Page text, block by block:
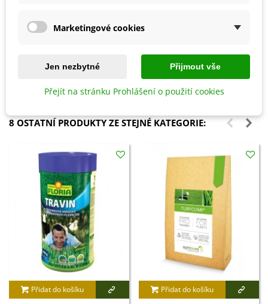
Přidat do košíku
161 Kč
8 OSTATNÍ PRODUKTY ZE STEJNÉ KATEGORIE:
Přidat do košíku Přidat do košíku
Marketingové cookies
Jen nezbytné Přijmout vše
Přejít na stránku Prohlášení o použití cookies